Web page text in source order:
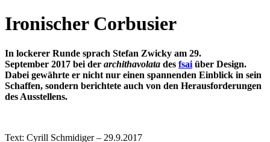
Ironischer Corbusier
In lockerer Runde sprach Stefan Zwicky am 29.
September 2017 bei der archithavolata des fsai über Design.
Dabei gewährte er nicht nur einen spannenden Einblick in sein
Schaffen, sondern berichtete auch von den Herausforderungen
des Ausstellens.
Text: Cyrill Schmidiger – 29.9.2017